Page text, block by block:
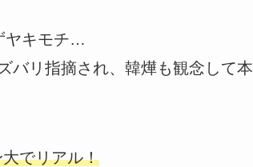
ヤキモチ…
バリ指摘され、韓燁も観念して本
大でリアル！